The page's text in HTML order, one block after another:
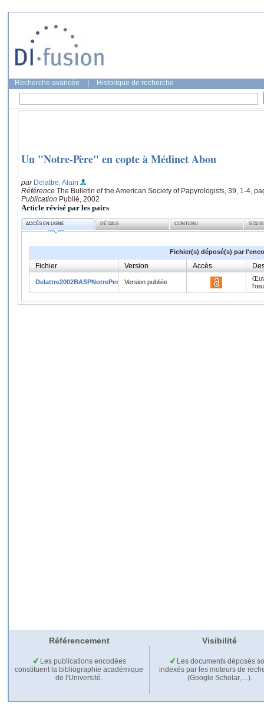
Recherche avancée Historique de recherche
Un "Notre-Père" en copte à Médinet Abou
par Delattre, Alain
Référence The Bulletin of the American Society of Papyrologists, 39, 1-4,
Publication Publié, 2002
Article révisé par les pairs
ACCÈS EN LIGNE DÉTAILS CONTENU
Fichier(s) déposé(s) par
Fichier Version Accès
Delattre2002BASPNotrePere.pdfVersion publiée
Référencement Visibilité
Les publications encodées
constituent la bibliographie académique
de l'Université.
Les documents déposés
indexés par les moteurs de
(Google Scholar,…).